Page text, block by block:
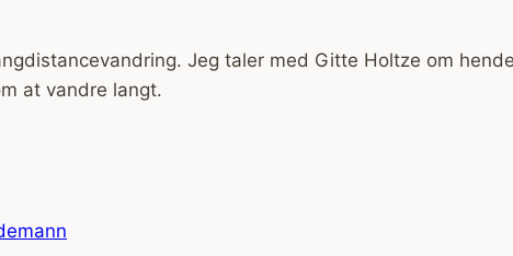
Jeg taler med Gitte Holtze om
at vandre langt.